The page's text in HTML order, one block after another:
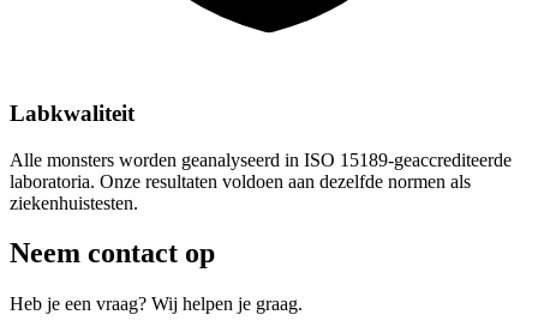
Labkwaliteit
Alle monsters worden geanalyseerd in ISO 15189-geaccrediteerde
laboratoria. Onze resultaten voldoen aan dezelfde normen als
ziekenhuistesten.
Neem contact op
Heb je een vraag? Wij helpen je graag.